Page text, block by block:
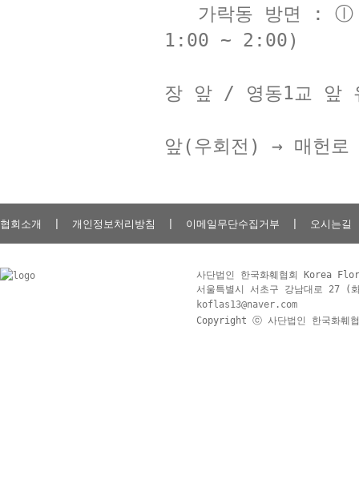
가락동 방면 : ⓛ
1:00 ~ 2:00)
장 앞 / 영동1교 앞
앞(우회전) → 매헌로
협회소개 개인정보처리방침 이메일무단수집거부 오시는길
사단법인 한국화훼협회 Korea
서울특별시 서초구 강남대로
koflas13@naver.com
Copyright ⓒ 사단법인 한국화